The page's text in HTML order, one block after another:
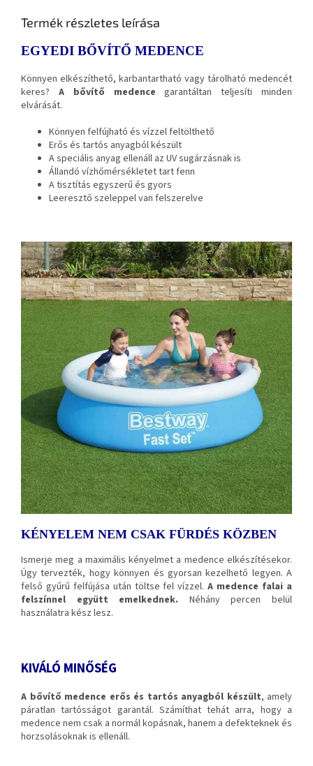
Termék részletes leírása
EGYEDI BŐVÍTŐ MEDENCE
Könnyen elkészíthető, karbantartható vagy tárolható medencét
keres? A bővítő medence garantáltan teljesíti minden
elvárását.
Könnyen felfújható és vízzel feltölthető
Erős és tartós anyagból készült
A speciális anyag ellenáll az UV sugárzásnak is
Állandó vízhőmérsékletet tart fenn
A tisztítás egyszerű és gyors
Leeresztő szeleppel van felszerelve
KÉNYELEM NEM CSAK FÜRDÉS KÖZBEN
Ismerje meg a maximális kényelmet a medence elkészítésekor.
Úgy tervezték, hogy könnyen és gyorsan kezelhető legyen. A
felső gyűrű felfújása után töltse fel vízzel.A medence falai a
felszínnel együtt emelkednek. Néhány percen belül
használatra kész lesz.
KIVÁLÓ MINŐSÉG
A bővítő medence erős és tartós anyagból készült, amely
páratlan tartósságot garantál. Számíthat tehát arra, hogy a
medence nem csak a normál kopásnak, hanem a defekteknek és
horzsolásoknak is ellenáll.